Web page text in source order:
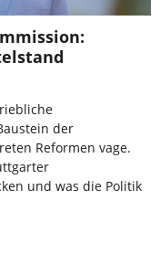
der
Reformen vage.
und was die Politik